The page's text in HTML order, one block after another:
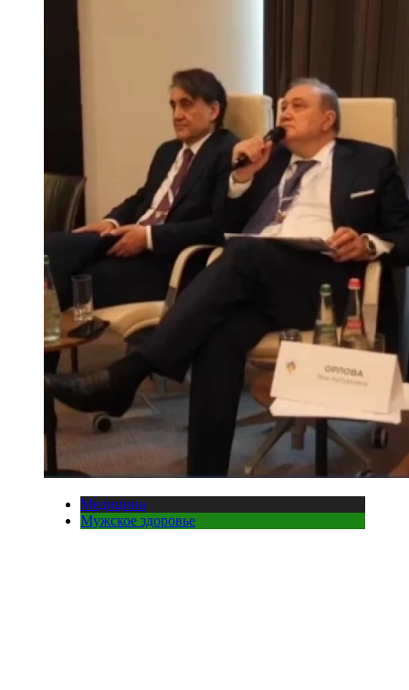
Медицина
Мужское здоровье